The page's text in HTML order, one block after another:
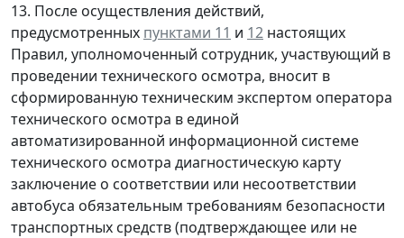
13. После осуществления действий,
предусмотренных пунктами 11 и 12 настоящих
Правил, уполномоченный сотрудник, участвующий в
проведении технического осмотра, вносит в
сформированную техническим экспертом оператора
технического осмотра в единой
автоматизированной информационной системе
технического осмотра диагностическую карту
заключение о соответствии или несоответствии
автобуса обязательным требованиям безопасности
транспортных средств (подтверждающее или не